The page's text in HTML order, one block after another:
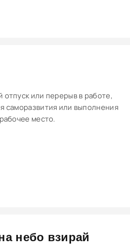
или перерыв в работе,
саморазвития или выполнения
место.
небо взирай